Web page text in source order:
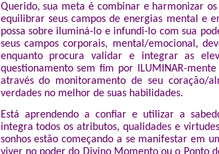
Querido, sua meta é combinar e harmonizar
equilibrar seus campos de energias mental e
possa sobre iluminá-lo e infundi-lo com sua
seus campos corporais, mental/emocional,
enquanto procura validar e integrar as
questionamento sem fim por ILUMINAR-
através do monitoramento de seu coração/
verdades no melhor de suas habilidades.
Está aprendendo a confiar e utilizar a
integra todos os atributos, qualidades e
sonhos estão começando a se manifestar em